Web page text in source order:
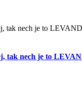
tak nech je to